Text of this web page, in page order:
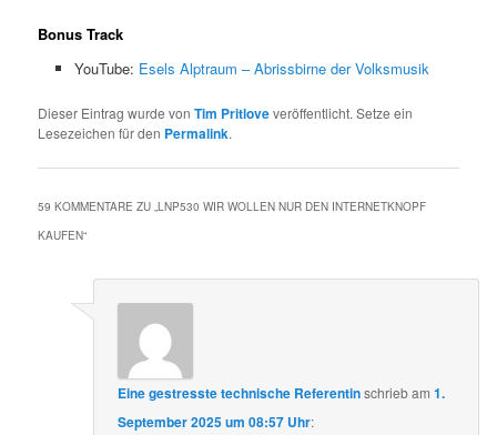
Bonus Track
YouTube: Esels Alptraum – Abrissbirne der Volksmusik
Dieser Eintrag wurde vonTim Pritloveveröffentlicht. Setze ein
Lesezeichen für den Permalink.
59 KOMMENTARE ZU „LNP530 WIR WOLLEN NUR DEN INTERNETKNOPF
KAUFEN“
Eine gestresste technische Referentinschriebam1.
September 2025 um 08:57 Uhr: